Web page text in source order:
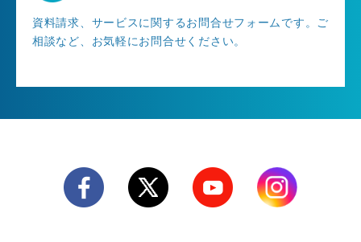
資料請求、サービスに関するお問合せフォームです。ご
相談など、お気軽にお問合せください。